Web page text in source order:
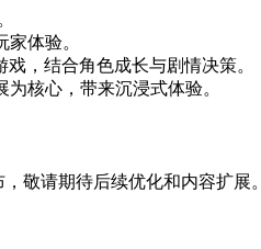
体验。
，结合角色成长与剧情决策。
核心，带来沉浸式体验。
敬请期待后续优化和内容扩展。